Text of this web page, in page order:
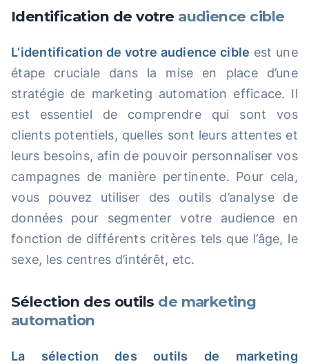
Identification de votre audience cible
L’identification de votre audience cible est une
étape cruciale dans la mise en place d’une
stratégie de marketing automation efficace. Il
est essentiel de comprendre qui sont vos
clients potentiels, quelles sont leurs attentes et
leurs besoins, afin de pouvoir personnaliser vos
campagnes de manière pertinente. Pour cela,
vous pouvez utiliser des outils d’analyse de
données pour segmenter votre audience en
fonction de différents critères tels que l’âge, le
sexe, les centres d’intérêt, etc.
Sélection des outils de marketing
automation
La sélection des outils de marketing